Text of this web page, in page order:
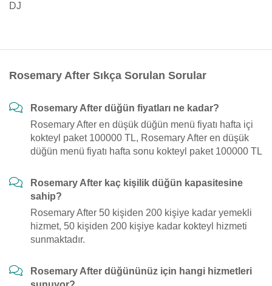
DJ
Rosemary After Sıkça Sorulan Sorular
Rosemary After düğün fiyatları ne kadar?
Rosemary After en düşük düğün menü fiyatı hafta içi
kokteyl paket 100000 TL, Rosemary After en düşük
düğün menü fiyatı hafta sonu kokteyl paket 100000 TL
Rosemary After kaç kişilik düğün kapasitesine
sahip?
Rosemary After 50 kişiden 200 kişiye kadar yemekli
hizmet, 50 kişiden 200 kişiye kadar kokteyl hizmeti
sunmaktadır.
Rosemary After düğününüz için hangi hizmetleri